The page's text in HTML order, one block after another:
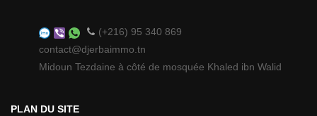
(+216) 95 340 869
contact@djerbaimmo.tn
Midoun Tezdaine à côté de mosquée Khaled ibn Walid
PLAN DU SITE